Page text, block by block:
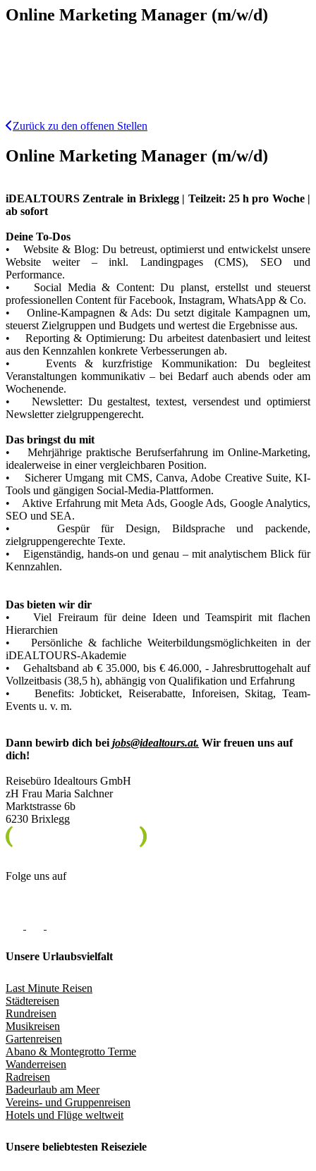
Online Marketing Manager (m/w/d)
Zurück zu den offenen Stellen
Online Marketing Manager (m/w/d)
iDEALTOURS Zentrale in Brixlegg | Teilzeit: 25 h pro Woche |
ab sofort
Deine To-Dos
• Website & Blog: Du betreust, optimierst und entwickelst unsere
Website weiter – inkl. Landingpages (CMS), SEO und
Performance.
• Social Media & Content: Du planst, erstellst und steuerst
professionellen Content für Facebook, Instagram, WhatsApp & Co.
• Online-Kampagnen & Ads: Du setzt digitale Kampagnen um,
steuerst Zielgruppen und Budgets und wertest die Ergebnisse aus.
• Reporting & Optimierung: Du arbeitest datenbasiert und leitest
aus den Kennzahlen konkrete Verbesserungen ab.
• Events & kurzfristige Kommunikation: Du begleitest
Veranstaltungen kommunikativ – bei Bedarf auch abends oder am
Wochenende.
• Newsletter: Du gestaltest, textest, versendest und optimierst
Newsletter zielgruppengerecht.
Das bringst du mit
• Mehrjährige praktische Berufserfahrung im Online-Marketing,
idealerweise in einer vergleichbaren Position.
• Sicherer Umgang mit CMS, Canva, Adobe Creative Suite, KI-
Tools und gängigen Social-Media-Plattformen.
• Aktive Erfahrung mit Meta Ads, Google Ads, Google Analytics,
SEO und SEA.
• Gespür für Design, Bildsprache und packende,
zielgruppengerechte Texte.
• Eigenständig, hands-on und genau – mit analytischem Blick für
Kennzahlen.
Das bieten wir dir
• Viel Freiraum für deine Ideen und Teamspirit mit flachen
Hierarchien
• Persönliche & fachliche Weiterbildungsmöglichkeiten in der
iDEALTOURS-Akademie
• Gehaltsband ab € 35.000, bis € 46.000, - Jahresbruttogehalt auf
Vollzeitbasis (38,5 h), abhängig von Qualifikation und Erfahrung
• Benefits: Jobticket, Reiserabatte, Inforeisen, Skitag, Team-
Events u. v. m.
Dann bewirb dich bei jobs@idealtours.at. Wir freuen uns auf
dich!
Reisebüro Idealtours GmbH
zH Frau Maria Salchner
Marktstrasse 6b
6230 Brixlegg
Folge uns auf
Unsere Urlaubsvielfalt
Last Minute Reisen
Städtereisen
Rundreisen
Musikreisen
Gartenreisen
Abano & Montegrotto Terme
Wanderreisen
Radreisen
Badeurlaub am Meer
Vereins- und Gruppenreisen
Hotels und Flüge weltweit
Unsere beliebtesten Reiseziele